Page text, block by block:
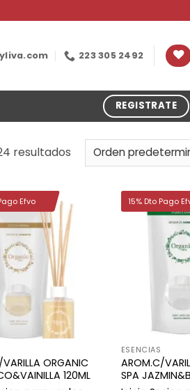
223 305 2492
REGISTRATE
resultados
Añadir
lista de
ORGANIC
120ML
Efvo
ESENCIAS
AROM.C/
SPA
15% Dto Pago